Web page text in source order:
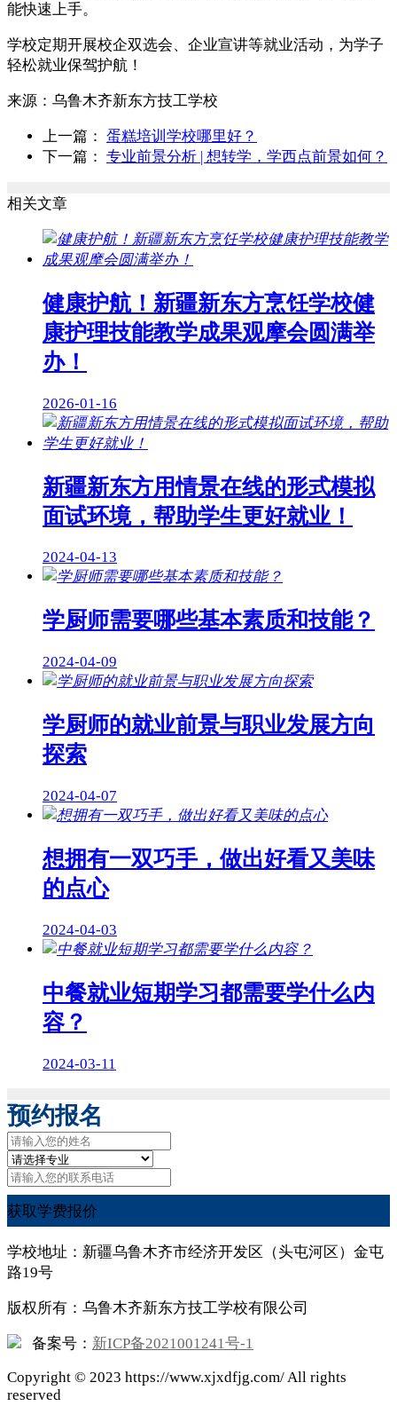
能快速上手。
学校定期开展校企双选会、企业宣讲等就业活动，为学子
轻松就业保驾护航！
来源： 乌鲁木齐新东方技工学校
上一篇： 蛋糕培训学校哪里好？
下一篇： 专业前景分析 | 想转学，学西点前景如何？
相关文章
健康护航！新疆新东方烹饪学校健
康护理技能教学成果观摩会圆满举
办！
2026-01-16
新疆新东方用情景在线的形式模拟
面试环境，帮助学生更好就业！
2024-04-13
学厨师需要哪些基本素质和技能？
2024-04-09
学厨师的就业前景与职业发展方向
探索
2024-04-07
想拥有一双巧手，做出好看又美味
的点心
2024-04-03
中餐就业短期学习都需要学什么内
容？
2024-03-11
预约报名
获取学费报价
学校地址：新疆乌鲁木齐市经济开发区（头屯河区）金屯
路19号
版权所有：乌鲁木齐新东方技工学校有限公司
备案号： 新ICP备2021001241号-1
Copyright © 2023 https://www.xjxdfjg.com/ All rights
reserved